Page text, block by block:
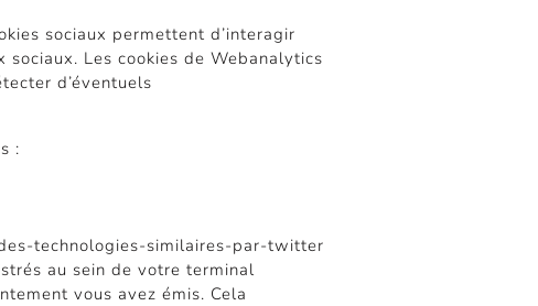
sociaux permettent d’interagir
Les cookies de Webanalytics
d’éventuels
:
technologies-similaires-par-twitter
au sein de votre terminal
vous avez émis. Cela